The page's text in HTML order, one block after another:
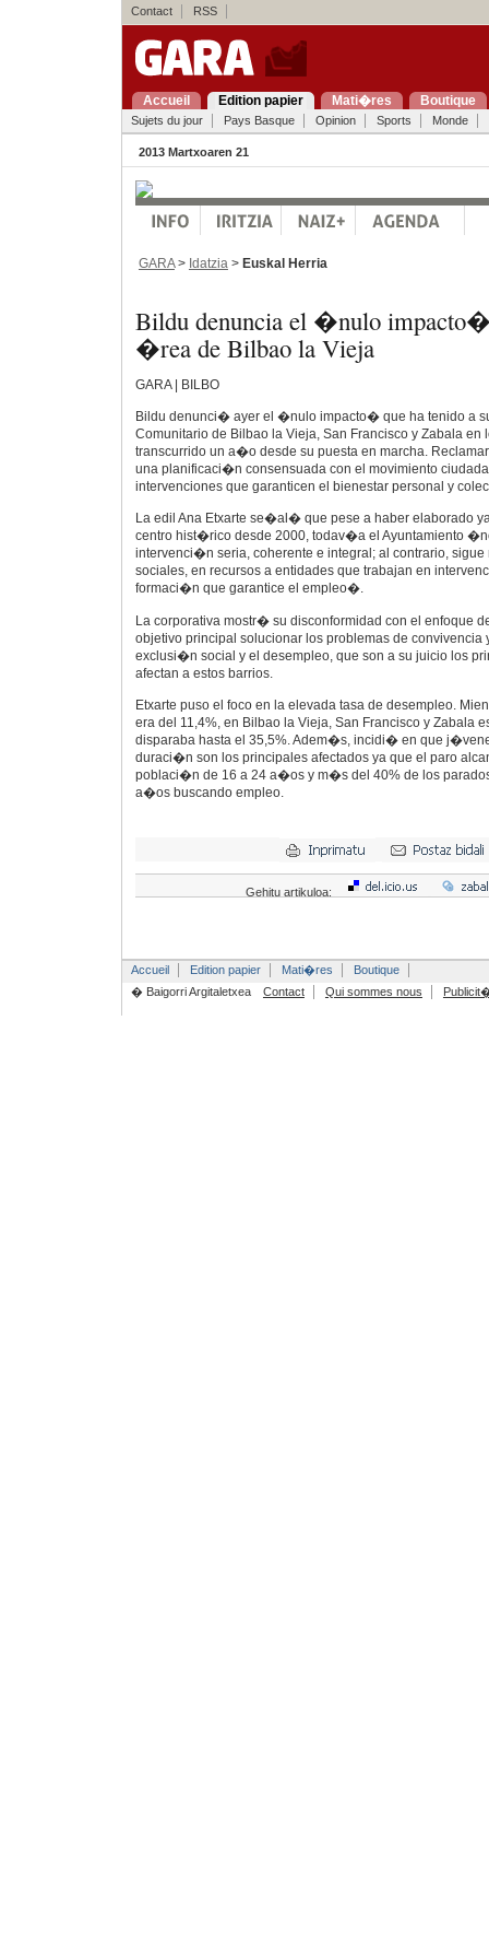
Contact RSS
Accueil Edition papier Mati�res Boutique
Sujets du jour Pays Basque Opinion Sports Monde
2013 Martxoaren 21
GARA> Idatzia > Euskal Herria
Bildu denuncia el �nulo
�rea de Bilbao la Vieja
GARA | BILBO
Bildu denunci� ayer el �nulo impacto� que ha tenido a
Comunitario de Bilbao la Vieja, San Francisco y Zabala en
transcurrido un a�o desde su puesta en marcha.
una planificaci�n consensuada con el movimiento
intervenciones que garanticen el bienestar personal y
La edil Ana Etxarte se�al� que pese a haber elaborado
centro hist�rico desde 2000, todav�a el Ayuntamiento
intervenci�n seria, coherente e integral; al contrario, sigue
sociales, en recursos a entidades que trabajan en
formaci�n que garantice el empleo�.
La corporativa mostr� su disconformidad con el enfoque
objetivo principal solucionar los problemas de convivencia
exclusi�n social y el desempleo, que son a su juicio los
afectan a estos barrios.
Etxarte puso el foco en la elevada tasa de desempleo.
era del 11,4%, en Bilbao la Vieja, San Francisco y Zabala
disparaba hasta el 35,5%. Adem�s, incidi� en que
duraci�n son los principales afectados ya que el paro
poblaci�n de 16 a 24 a�os y m�s del 40% de los
a�os buscando empleo.
Gehitu artikuloa:
Accueil Edition papier Mati�res
Boutique
� Baigorri Argitaletxea
Contact Qui sommes nous